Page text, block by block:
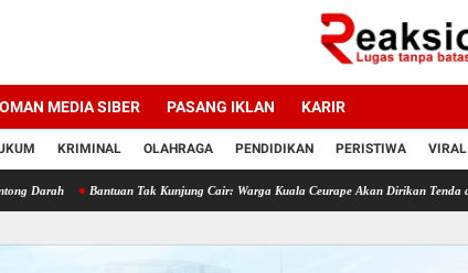
MEDIA SIBER PASANG IKLAN KARIR
KRIMINAL OLAHRAGA PENDIDIKAN PERISTIWA VIRAL
Bantuan Tak Kunjung Cair: Warga Kuala Ceurape Akan Dirikan Tenda di Kantor BPBD